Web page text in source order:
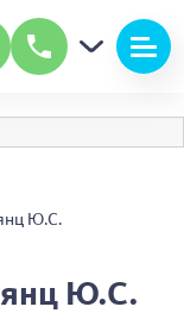
А
Ю.С.
Ю.С.